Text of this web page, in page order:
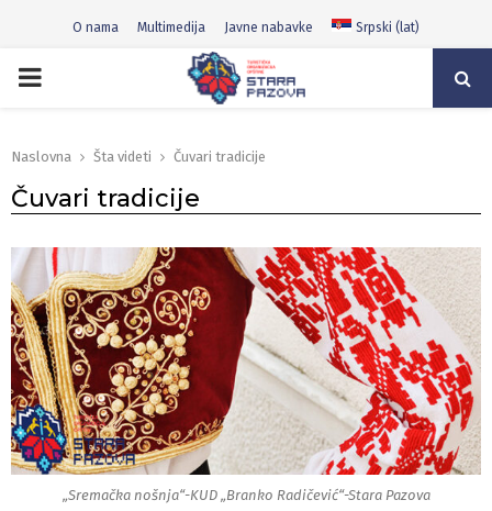
O nama Multimedija Javne nabavke Srpski (lat)
PRIMARY
Naslovna Šta videti Čuvari tradicije
Čuvari tradicije
„Sremačka nošnja“-KUD „Branko Radičević“-Stara Pazova